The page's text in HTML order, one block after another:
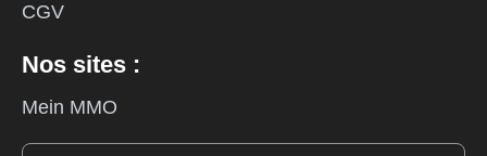
CGV
Nos sites :
Mein MMO